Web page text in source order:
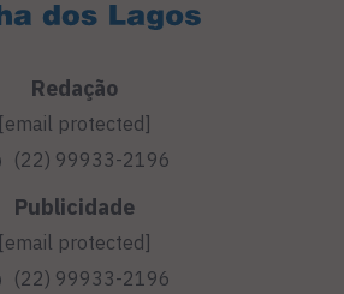
Redação
[email protected]
(22) 99933-2196
Publicidade
[email protected]
(22) 99933-2196